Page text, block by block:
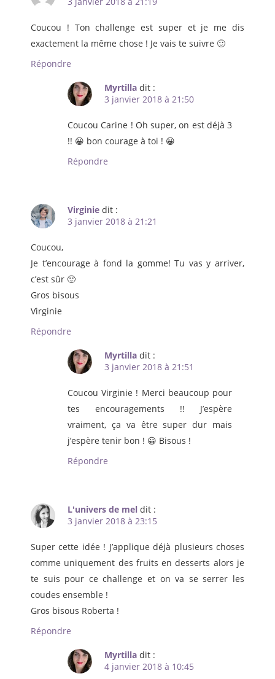
Coucou ! Ton challenge est super et je me dis
exactement la même chose ! Je vais te suivre 🙂
Répondre
Myrtilla dit :
3 janvier 2018 à 21:50
Coucou Carine ! Oh super, on est déjà 3
!! 😀 bon courage à toi ! 😀
Répondre
Virginie dit :
3 janvier 2018 à 21:21
Coucou,
Je t’encourage à fond la gomme! Tu vas y arriver,
c’est sûr 🙂
Gros bisous
Virginie
Répondre
Myrtilla dit :
3 janvier 2018 à 21:51
Coucou Virginie ! Merci beaucoup pour
tes encouragements !! J’espère
vraiment, ça va être super dur mais
j’espère tenir bon ! 😀 Bisous !
Répondre
L'univers de mel dit :
3 janvier 2018 à 23:15
Super cette idée ! J’applique déjà plusieurs choses
comme uniquement des fruits en desserts alors je
te suis pour ce challenge et on va se serrer les
coudes ensemble !
Gros bisous Roberta !
Répondre
Myrtilla dit :
4 janvier 2018 à 10:45